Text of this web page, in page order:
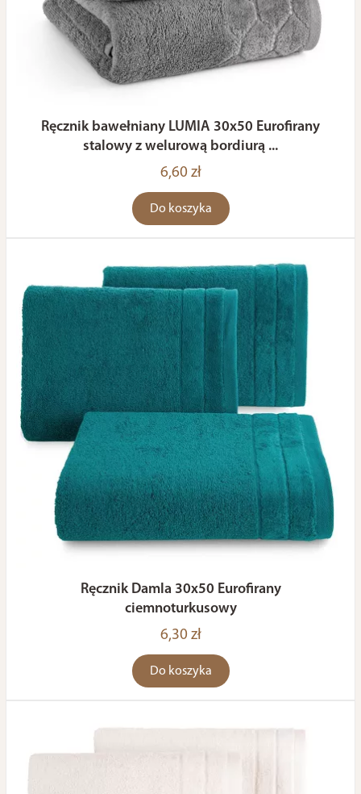
Ręcznik bawełniany LUMIA 30x50 Eurofirany
stalowy z welurową bordiurą ...
6,60 zł
Do koszyka
Ręcznik Damla 30x50 Eurofirany
ciemnoturkusowy
6,30 zł
Do koszyka